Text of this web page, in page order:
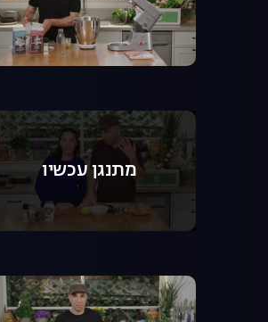
מתנגן עכשיו